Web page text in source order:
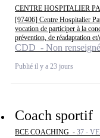
CENTRE HOSPITALIER
[97406] Centre Hospitalier
vocation de participer à la
prévention, de réadaptation et/
CDD - Non renseigné
Publié il y a 23 jours
Coach sportif
BCE COACHING - 37 -